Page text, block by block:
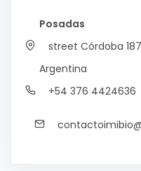
Posadas
street Córdoba
Argentina
+54 376 4424636